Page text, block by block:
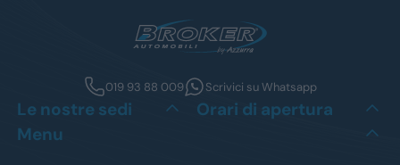
019 93 88 009 Scrivici su Whatsapp
Le nostre sedi
Orari di apertura
Menu